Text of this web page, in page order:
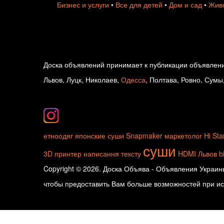
Бизнес и услуги • Все для детей • Дом и сад •
Доска объявлений принимает к публикации
Львов, Луцк, Николаев, Одесса, Полтава, Ровно,
етноодяг японские суши Snapmaker маркетолог Hi
3D принтер написання тексту суши HDMI Львов
Copyright © 2026. Доска Объява - Объявления
чтобы предоставить Вам больше возможностей при